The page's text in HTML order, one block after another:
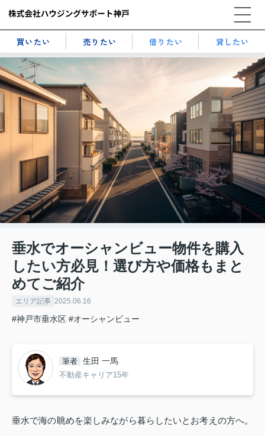
買いたい 売りたい 借りたい 貸したい
垂水でオーシャンビュー物件を購入
したい方必見！選び方や価格もまと
めてご紹介
エリア記事 2025.06.16
#神戸市垂水区 #オーシャンビュー
筆者 生田 一馬
不動産キャリア15年
垂水で海の眺めを楽しみながら暮らしたいとお考えの方へ。